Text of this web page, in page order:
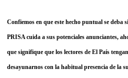
Confiemos en que este hecho puntual se deba
PRISA cuida a sus potenciales anunciantes,
que signifique que los lectores de El País
desayunarnos con la habitual presencia de la